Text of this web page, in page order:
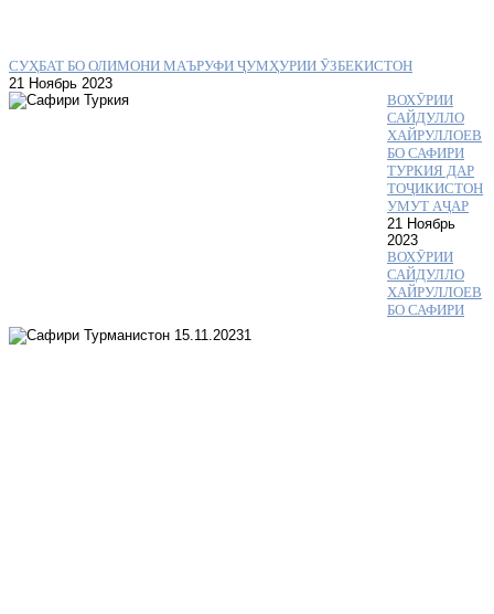
СУҲБАТ БО ОЛИМОНИ МАЪРУФИ ҶУМҲУРИИ ӮЗБЕКИСТОН
21 Ноябрь 2023
ВОХӮРИИ
САЙДУЛЛО
ХАЙРУЛЛОЕВ
БО САФИРИ
ТУРКИЯ ДАР
ТОҶИКИСТОН
УМУТ АҶАР
21 Ноябрь
2023
ВОХӮРИИ
САЙДУЛЛО
ХАЙРУЛЛОЕВ
БО САФИРИ